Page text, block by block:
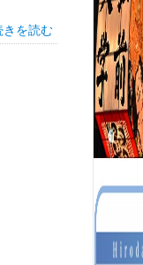
きを読む